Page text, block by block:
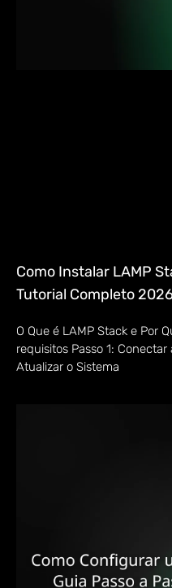
Como Instalar LAMP
Tutorial Completo
O Que é LAMP Stack e Por
requisitos Passo 1:
Atualizar o Sistema